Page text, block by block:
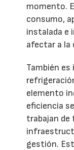
momento.
consumo,
instalada e
afectar a la
También
elemento
eficiencia
trabajan de
gestión.